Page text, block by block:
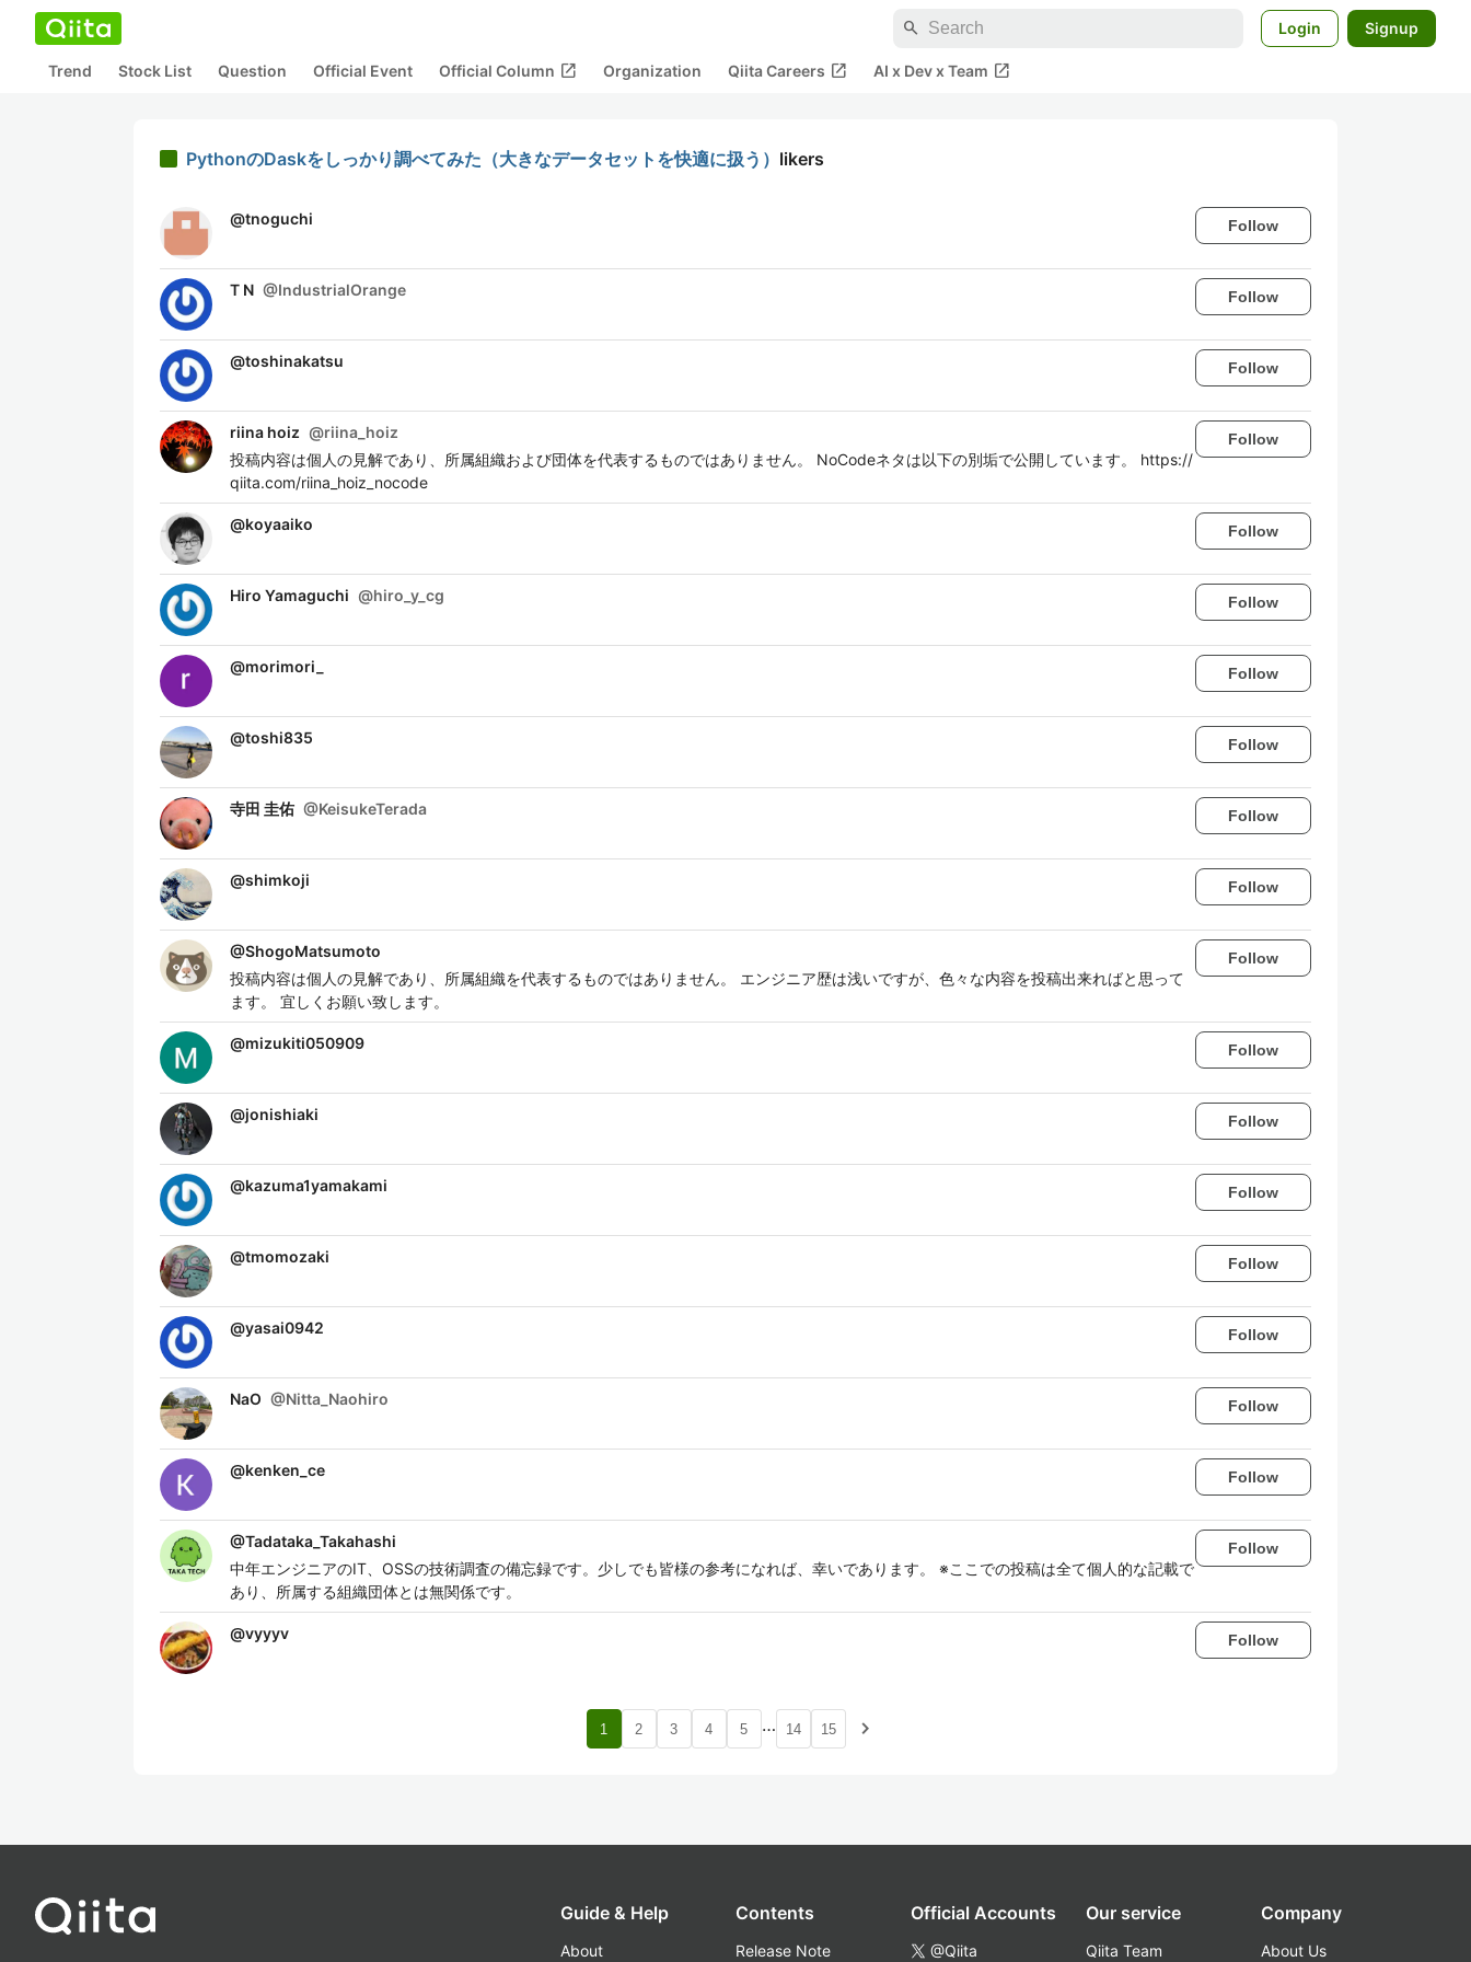
search Login Signup
Trend Stock List Question Official Event Official Column open_in_new Organization Qiita Careers open_in_new AI x Dev x Team open_in_new
PythonのDaskをしっかり調べてみた（大きなデータセットを快適に扱う） likers
@tnoguchi Follow
T N @IndustrialOrange Follow
@toshinakatsu Follow
riina hoiz @riina_hoiz
投稿内容は個人の見解であり、所属組織および団体を代表するものではありません。 NoCodeネタは以下の別垢で公開しています。 https://
qiita.com/riina_hoiz_nocode
Follow
@koyaaiko Follow
Hiro Yamaguchi @hiro_y_cg Follow
@morimori_ Follow
@toshi835 Follow
寺田 圭佑 @KeisukeTerada Follow
@shimkoji Follow
@ShogoMatsumoto
投稿内容は個人の見解であり、所属組織を代表するものではありません。 エンジニア歴は浅いですが、色々な内容を投稿出来ればと思って
ます。 宜しくお願い致します。
Follow
@mizukiti050909 Follow
@jonishiaki Follow
@kazuma1yamakami Follow
@tmomozaki Follow
@yasai0942 Follow
NaO @Nitta_Naohiro Follow
@kenken_ce Follow
@Tadataka_Takahashi
中年エンジニアのIT、OSSの技術調査の備忘録です。少しでも皆様の参考になれば、幸いであります。 ※ここでの投稿は全て個人的な記載で
あり、所属する組織団体とは無関係です。
Follow
@vyyyv Follow
1 2 3 4 5 … 14 15 navigate_next
Guide & Help
About
Contents
Release Note
Official Accounts
@Qiita
Our service
Qiita Team
Company
About Us